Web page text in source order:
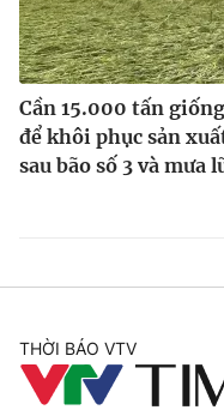
Cần 15.000 tấn
để khôi phục sản
sau bão số 3 và mưa
THỜI BÁO VTV